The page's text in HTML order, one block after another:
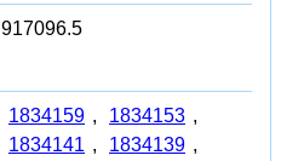
917096.5
1834159 , 1834153 ,
1834141 , 1834139 ,